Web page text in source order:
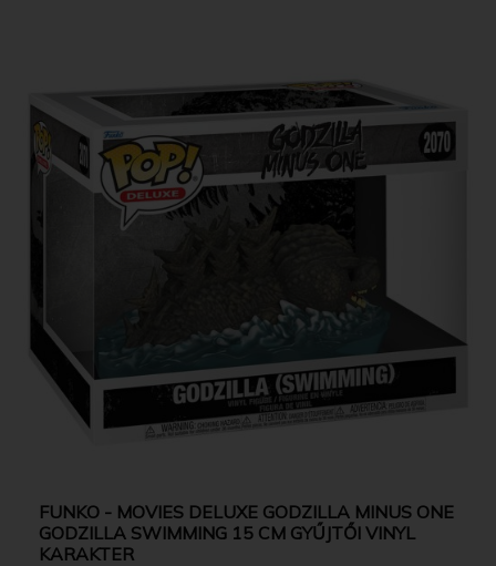
FUNKO - MOVIES DELUXE GODZILLA MINUS ONE
GODZILLA SWIMMING 15 CM GYŰJTŐI VINYL
KARAKTER